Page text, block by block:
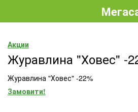
Акции
Журавлина "Ховес" -
Журавлина "Ховес" -22%
Замовити!